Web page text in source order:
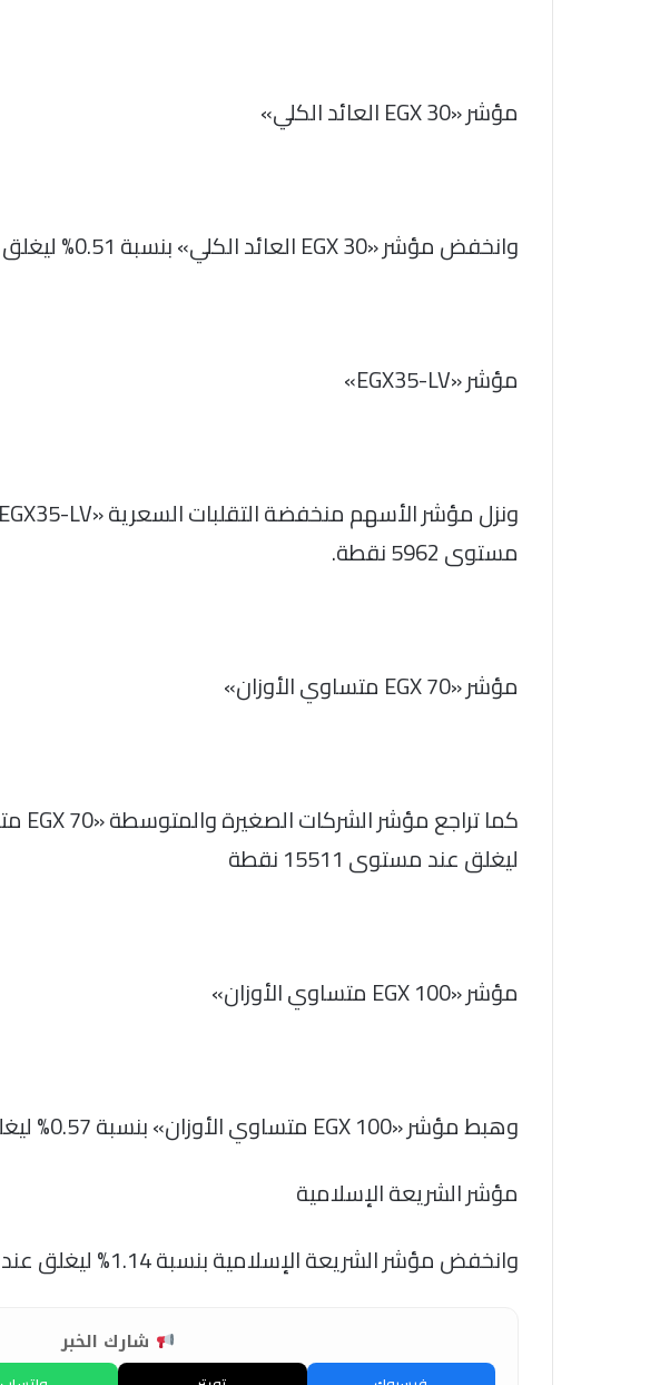
مؤشر «EGX 30 العائد الكلي»
وانخفض مؤشر «EGX 30 العائد الكلي» بنسبة 0.51% ليغلق عند مستوى 23999 نقطة
مؤشر «EGX35-LV»
مستوى 5962 نقطة.
مؤشر «EGX 70 متساوي الأوزان»
ليغلق عند مستوى 15511 نقطة
مؤشر «EGX 100 متساوي الأوزان»
وهبط مؤشر «EGX 100 متساوي الأوزان» بنسبة 0.57% ليغلق عند مستوى 21196 نقطة
مؤشر الشريعة الإسلامية
وانخفض مؤشر الشريعة الإسلامية بنسبة 1.14% ليغلق عند مستوى 5713 نقطة.
شارك الخبر